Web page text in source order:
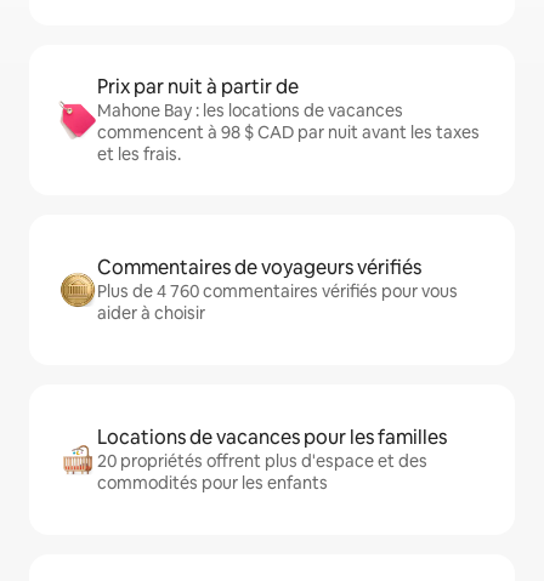
Prix par nuit à partir de
Mahone Bay : les locations de vacances
commencent à 98 $ CAD par nuit avant les taxes
et les frais.
Commentaires de voyageurs vérifiés
Plus de 4 760 commentaires vérifiés pour vous
aider à choisir
Locations de vacances pour les familles
20 propriétés offrent plus d'espace et des
commodités pour les enfants